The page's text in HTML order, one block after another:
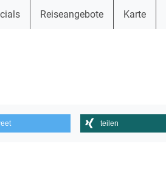
Reiseangebote Karte
teilen